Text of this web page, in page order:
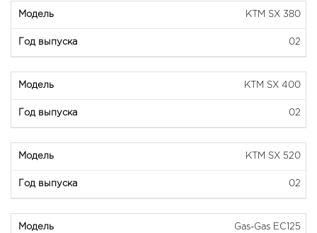
KTM SX 380
02
KTM SX 400
02
KTM SX 520
02
Gas-Gas EC125